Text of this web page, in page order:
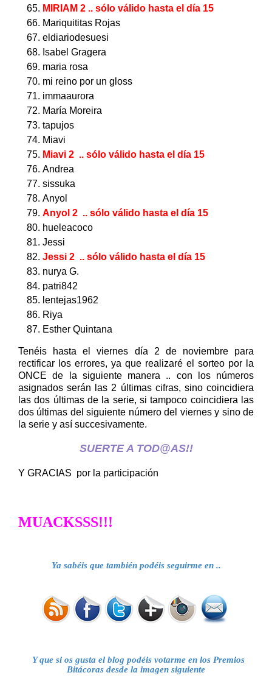
MIRIAM 2 .. sólo válido hasta el día 15
Mariquititas Rojas
eldiariodesuesi
Isabel Gragera
maria rosa
mi reino por un gloss
immaaurora
María Moreira
tapujos
Miavi
Miavi 2 .. sólo válido hasta el día 15
Andrea
sissuka
Anyol
Anyol 2 .. sólo válido hasta el día 15
hueleacoco
Jessi
Jessi 2 .. sólo válido hasta el día 15
nurya G.
patri842
lentejas1962
Riya
Esther Quintana
Tenéis hasta el viernes día 2 de noviembre para
rectificar los errores, ya que realizaré el sorteo por la
ONCE de la siguiente manera .. con los números
asignados serán las 2 últimas cifras, sino coincidiera
las dos últimas de la serie, si tampoco coincidiera las
dos últimas del siguiente número del viernes y sino de
la serie y así succesivamente.
SUERTE A TOD@AS!!
Y GRACIAS por la participación
MUACKSSS!!!
Ya sabéis que también podéis seguirme en ..
Y que si os gusta el blog podéis votarme en los Premios
Bitácoras desde la imagen siguiente